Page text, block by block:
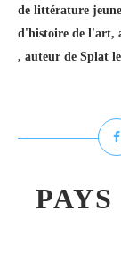
de littérature
d'histoire de l'art,
, auteur de Splat